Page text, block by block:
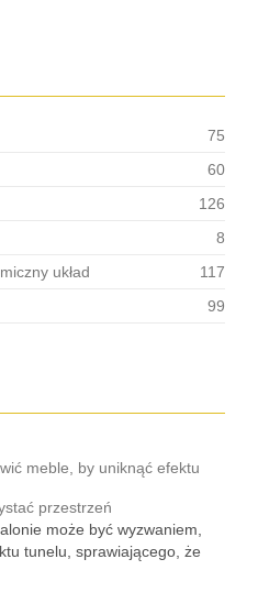
75
60
126
8
układ
117
99
meble, by uniknąć efektu
przestrzeń
może być wyzwaniem,
tunelu, sprawiającego, że